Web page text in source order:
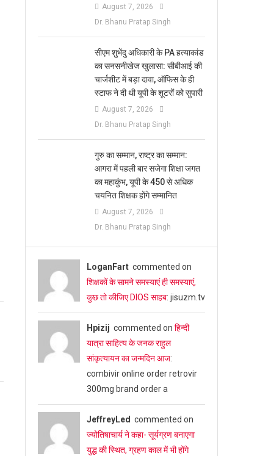
August 7, 2026
Dr. Bhanu Pratap Singh
सीएम शुभेंदु अधिकारी के PA हत्याकांड
का सनसनीखेज खुलासा: सीबीआई की
चार्जशीट में बड़ा दावा, ऑफिस के ही
स्टाफ ने दी थी यूपी के शूटरों को सुपारी
August 7, 2026
Dr. Bhanu Pratap Singh
​गुरु का सम्मान, राष्ट्र का सम्मान:
आगरा में पहली बार सजेगा शिक्षा जगत
का महाकुंभ, यूपी के 450 से अधिक
चयनित शिक्षक होंगे सम्मानित
August 7, 2026
Dr. Bhanu Pratap Singh
LoganFartcommented on
शिक्षकों के सामने समस्याएं ही समस्याएं,
कुछ तो कीजिए DIOS साहब: jisuzm.tv
Hpizij commented on हिन्दी
यात्रा साहित्य के जनक राहुल
सांकृत्यायन का जन्‍मदिन आज:
combivir online order retrovir
300mg brand order a
JeffreyLed commented on
ज्योतिषाचार्य ने कहा- सूर्यग्रण बनाएगा
युद्ध की स्थित, ग्रहण काल में भी होंगे